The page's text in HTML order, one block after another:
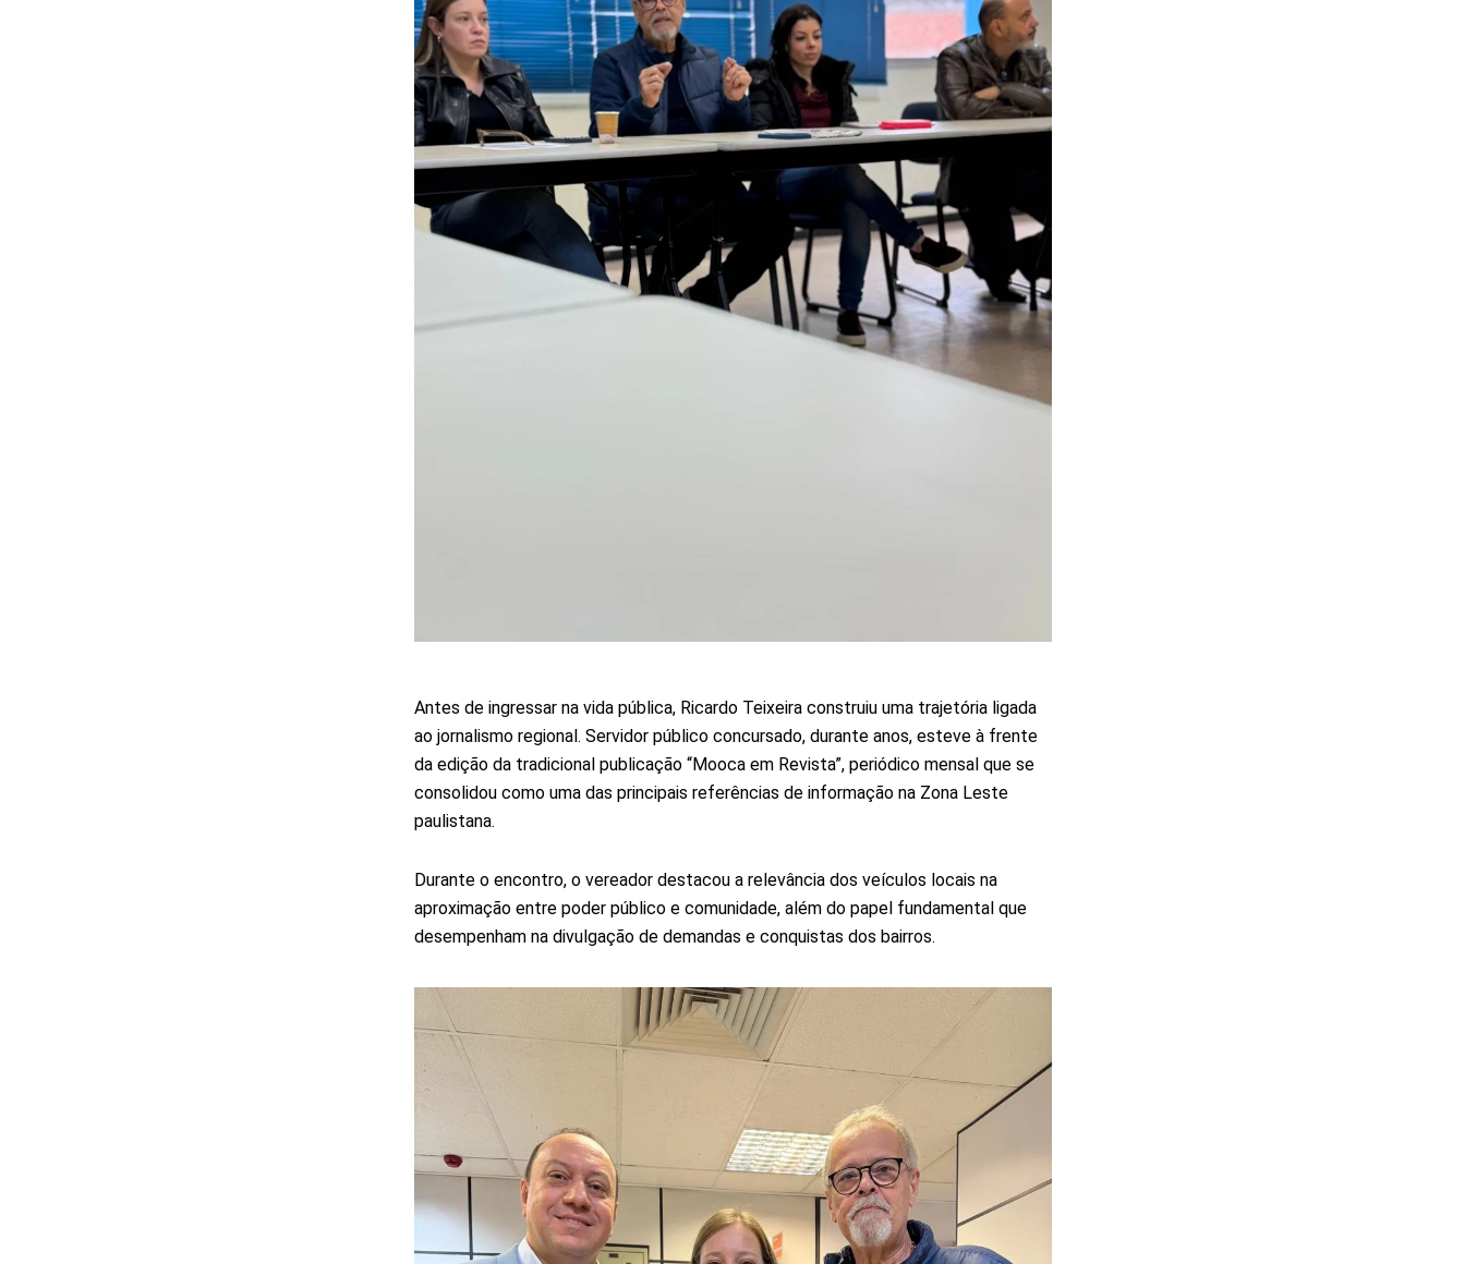
Antes de ingressar na vida pública, Ricardo Teixeira construiu uma trajetória ligada
ao jornalismo regional. Servidor público concursado, durante anos, esteve à frente
da edição da tradicional publicação “Mooca em Revista”, periódico mensal que se
consolidou como uma das principais referências de informação na Zona Leste
paulistana.
Durante o encontro, o vereador destacou a relevância dos veículos locais na
aproximação entre poder público e comunidade, além do papel fundamental que
desempenham na divulgação de demandas e conquistas dos bairros.